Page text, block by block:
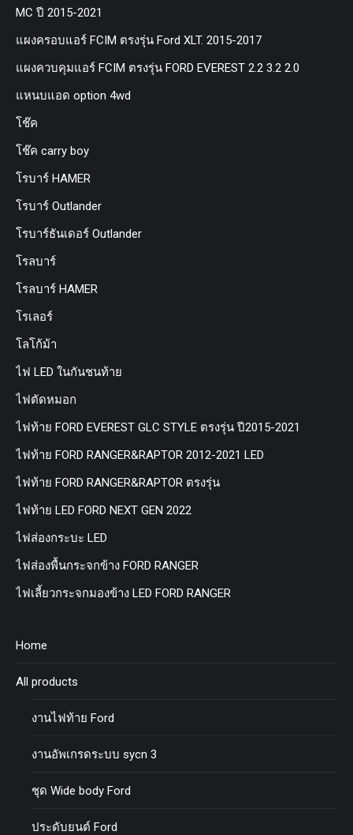
MC ปี 2015-2021
แผงครอบแอร์ FCIM ตรงรุ่น Ford XLT. 2015-2017
แผงควบคุมแอร์ FCIM ตรงรุ่น FORD EVEREST 2.2 3.2 2.0
แหนบแอด option 4wd
โช๊ค
โช๊ค carry boy
โรบาร์ HAMER
โรบาร์ Outlander
โรบาร์ธันเดอร์ Outlander
โรลบาร์
โรลบาร์ HAMER
โรเลอร์
โลโก้ม้า
ไฟ LED ในกันชนท้าย
ไฟตัดหมอก
ไฟท้าย FORD EVEREST GLC STYLE ตรงรุ่น ปี2015-2021
ไฟท้าย FORD RANGER&RAPTOR 2012-2021 LED
ไฟท้าย FORD RANGER&RAPTOR ตรงรุ่น
ไฟท้าย LED FORD NEXT GEN 2022
ไฟส่องกระบะ LED
ไฟส่องพื้นกระจกข้าง FORD RANGER
ไฟเลี้ยวกระจกมองข้าง LED FORD RANGER
Home
All products
งานไฟท้าย Ford
งานอัพเกรดระบบ sycn 3
ชุด Wide body Ford
ประดับยนต์ Ford